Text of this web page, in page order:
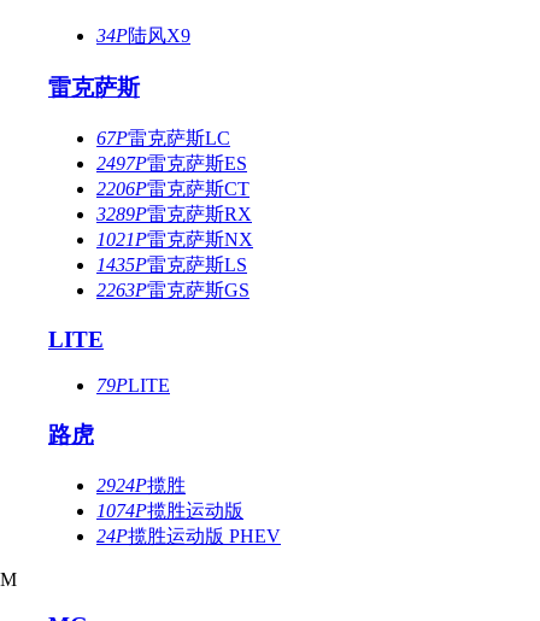
34P陆风X9
雷克萨斯
67P雷克萨斯LC
2497P雷克萨斯ES
2206P雷克萨斯CT
3289P雷克萨斯RX
1021P雷克萨斯NX
1435P雷克萨斯LS
2263P雷克萨斯GS
LITE
79PLITE
路虎
2924P揽胜
1074P揽胜运动版
24P揽胜运动版 PHEV
M